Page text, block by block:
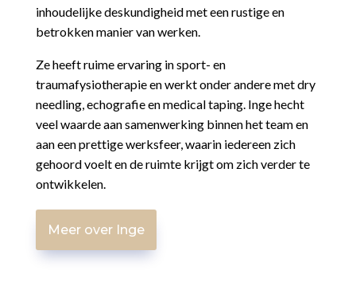
inhoudelijke deskundigheid met een rustige en
betrokken manier van werken.
Ze heeft ruime ervaring in sport- en
traumafysiotherapie en werkt onder andere met dry
needling, echografie en medical taping. Inge hecht
veel waarde aan samenwerking binnen het team en
aan een prettige werksfeer, waarin iedereen zich
gehoord voelt en de ruimte krijgt om zich verder te
ontwikkelen.
Meer over Inge